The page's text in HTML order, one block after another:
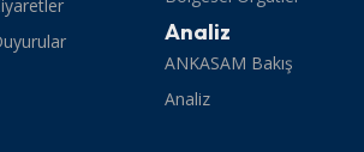
Analiz
ANKASAM Bakış
Analiz